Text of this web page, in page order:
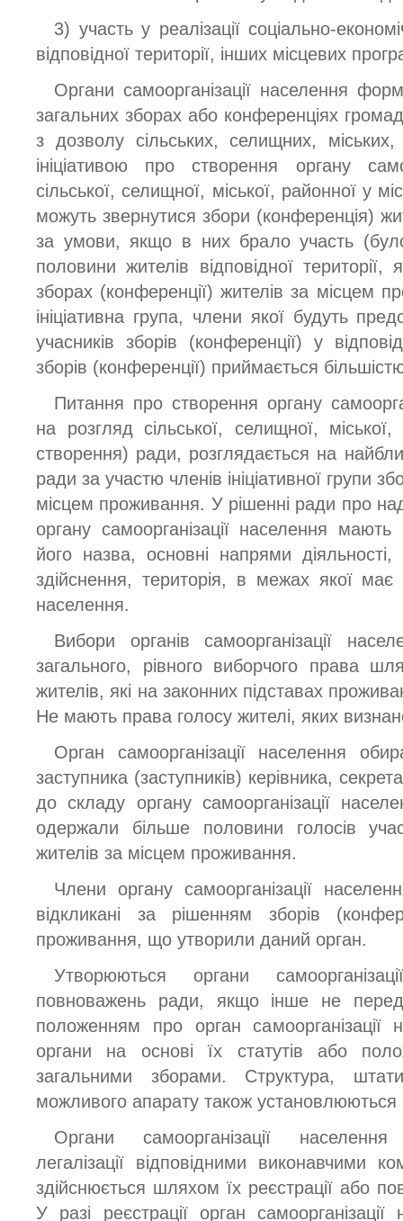
3) участь у реалізації соціально-
відповідної території, інших місцевих
Органи самоорганізації населення
загальних зборах або конференціях
з дозволу сільських, селищних,
ініціативою про створення органу
сільської, селищної, міської, районної у
можуть звернутися збори (конференція)
за умови, якщо в них брало участь
половини жителів відповідної
зборах (конференції) жителів за місцем
ініціативна група, члени якої будуть
учасників зборів (конференції) у
зборів (конференції) приймається
Питання про створення органу
на розгляд сільської, селищної,
створення) ради, розглядається на
ради за участю членів ініціативної групи
місцем проживання. У рішенні ради про
органу самоорганізації населення мають
його назва, основні напрями
здійснення, територія, в межах якої має
населення.
Вибори органів самоорганізації
загального, рівного виборчого права
жителів, які на законних підставах
Не мають права голосу жителі, яких
Орган самоорганізації населення
заступника (заступників) керівника,
до складу органу самоорганізації
одержали більше половини голосів
жителів за місцем проживання.
Члени органу самоорганізації
відкликані за рішенням зборів
проживання, що утворили даний орган.
Утворюються органи
повноважень ради, якщо інше не
положенням про орган самоорганізації
органи на основі їх статутів або
загальними зборами. Структура,
можливого апарату також
Органи самоорганізації населення
легалізації відповідними виконавчими
здійснюється шляхом їх реєстрації або
У разі реєстрації орган